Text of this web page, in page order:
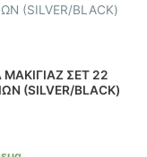
ΜΑΚΙΓΙΑΖ ΣΕΤ 22
(SILVER/BLACK)